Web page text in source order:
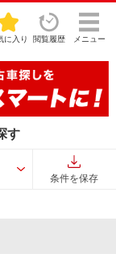
に入り 閲覧履歴 メニュー
す
条件を保存